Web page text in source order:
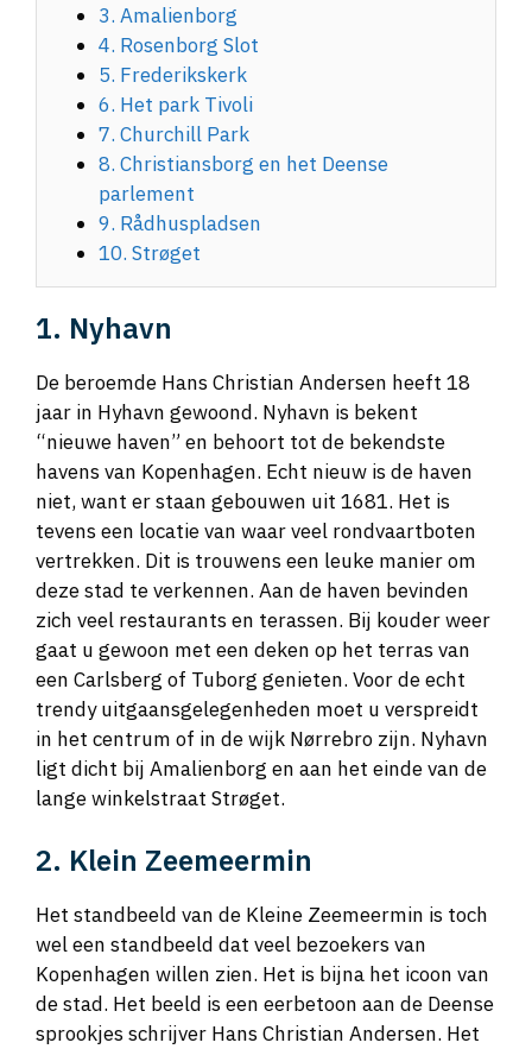
3. Amalienborg
4. Rosenborg Slot
5. Frederikskerk
6. Het park Tivoli
7. Churchill Park
8. Christiansborg en het Deense
parlement
9. Rådhuspladsen
10. Strøget
1. Nyhavn
De beroemde Hans Christian Andersen heeft 18
jaar in Hyhavn gewoond. Nyhavn is bekent
“nieuwe haven” en behoort tot de bekendste
havens van Kopenhagen. Echt nieuw is de haven
niet, want er staan gebouwen uit 1681. Het is
tevens een locatie van waar veel rondvaartboten
vertrekken. Dit is trouwens een leuke manier om
deze stad te verkennen. Aan de haven bevinden
zich veel restaurants en terassen. Bij kouder weer
gaat u gewoon met een deken op het terras van
een Carlsberg of Tuborg genieten. Voor de echt
trendy uitgaansgelegenheden moet u verspreidt
in het centrum of in de wijk Nørrebro zijn. Nyhavn
ligt dicht bij Amalienborg en aan het einde van de
lange winkelstraat Strøget.
2. Klein Zeemeermin
Het standbeeld van de Kleine Zeemeermin is toch
wel een standbeeld dat veel bezoekers van
Kopenhagen willen zien. Het is bijna het icoon van
de stad. Het beeld is een eerbetoon aan de Deense
sprookjes schrijver Hans Christian Andersen. Het